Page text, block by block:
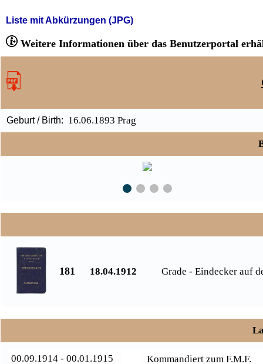
Liste mit Abkürzungen (JPG)
Weitere Informationen über das Benutzerportal
Geburt / Birth: 16.06.1893 Prag
181 18.04.1912 Grade - Eindecker auf
00.09.1914 - 00.01.1915
Kommandiert zum F.M.F.